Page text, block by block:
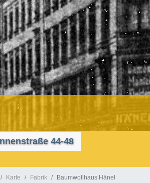
44-48
Karte Fabrik Baumwollhaus Hänel